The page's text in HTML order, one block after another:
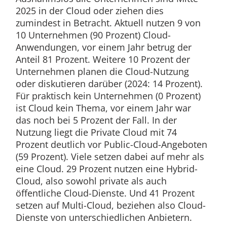
2025 in der Cloud oder ziehen dies
zumindest in Betracht. Aktuell nutzen 9 von
10 Unternehmen (90 Prozent) Cloud-
Anwendungen, vor einem Jahr betrug der
Anteil 81 Prozent. Weitere 10 Prozent der
Unternehmen planen die Cloud-Nutzung
oder diskutieren darüber (2024: 14 Prozent).
Für praktisch kein Unternehmen (0 Prozent)
ist Cloud kein Thema, vor einem Jahr war
das noch bei 5 Prozent der Fall. In der
Nutzung liegt die Private Cloud mit 74
Prozent deutlich vor Public-Cloud-Angeboten
(59 Prozent). Viele setzen dabei auf mehr als
eine Cloud. 29 Prozent nutzen eine Hybrid-
Cloud, also sowohl private als auch
öffentliche Cloud-Dienste. Und 41 Prozent
setzen auf Multi-Cloud, beziehen also Cloud-
Dienste von unterschiedlichen Anbietern.